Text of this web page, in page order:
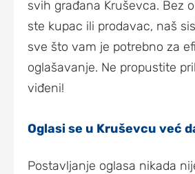
svih građana Kruševca. Bez
ste kupac ili prodavac, naš
sve što vam je potrebno za
oglašavanje. Ne propustite
viđeni!
Oglasi se u Kruševcu već
Postavljanje oglasa nikada